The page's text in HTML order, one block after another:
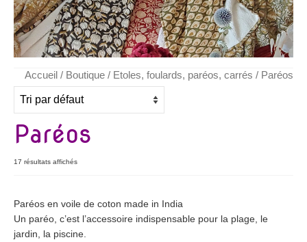
Accueil
Boutique
Bijoux
Vêtements
Tous nos imprimés
Accueil / Boutique / Etoles, foulards, paréos, carrés / Paréos
Paréos
17 résultats affichés
Paréos en voile de coton made in India
Un paréo, c’est l’accessoire indispensable pour la plage, le
jardin, la piscine.